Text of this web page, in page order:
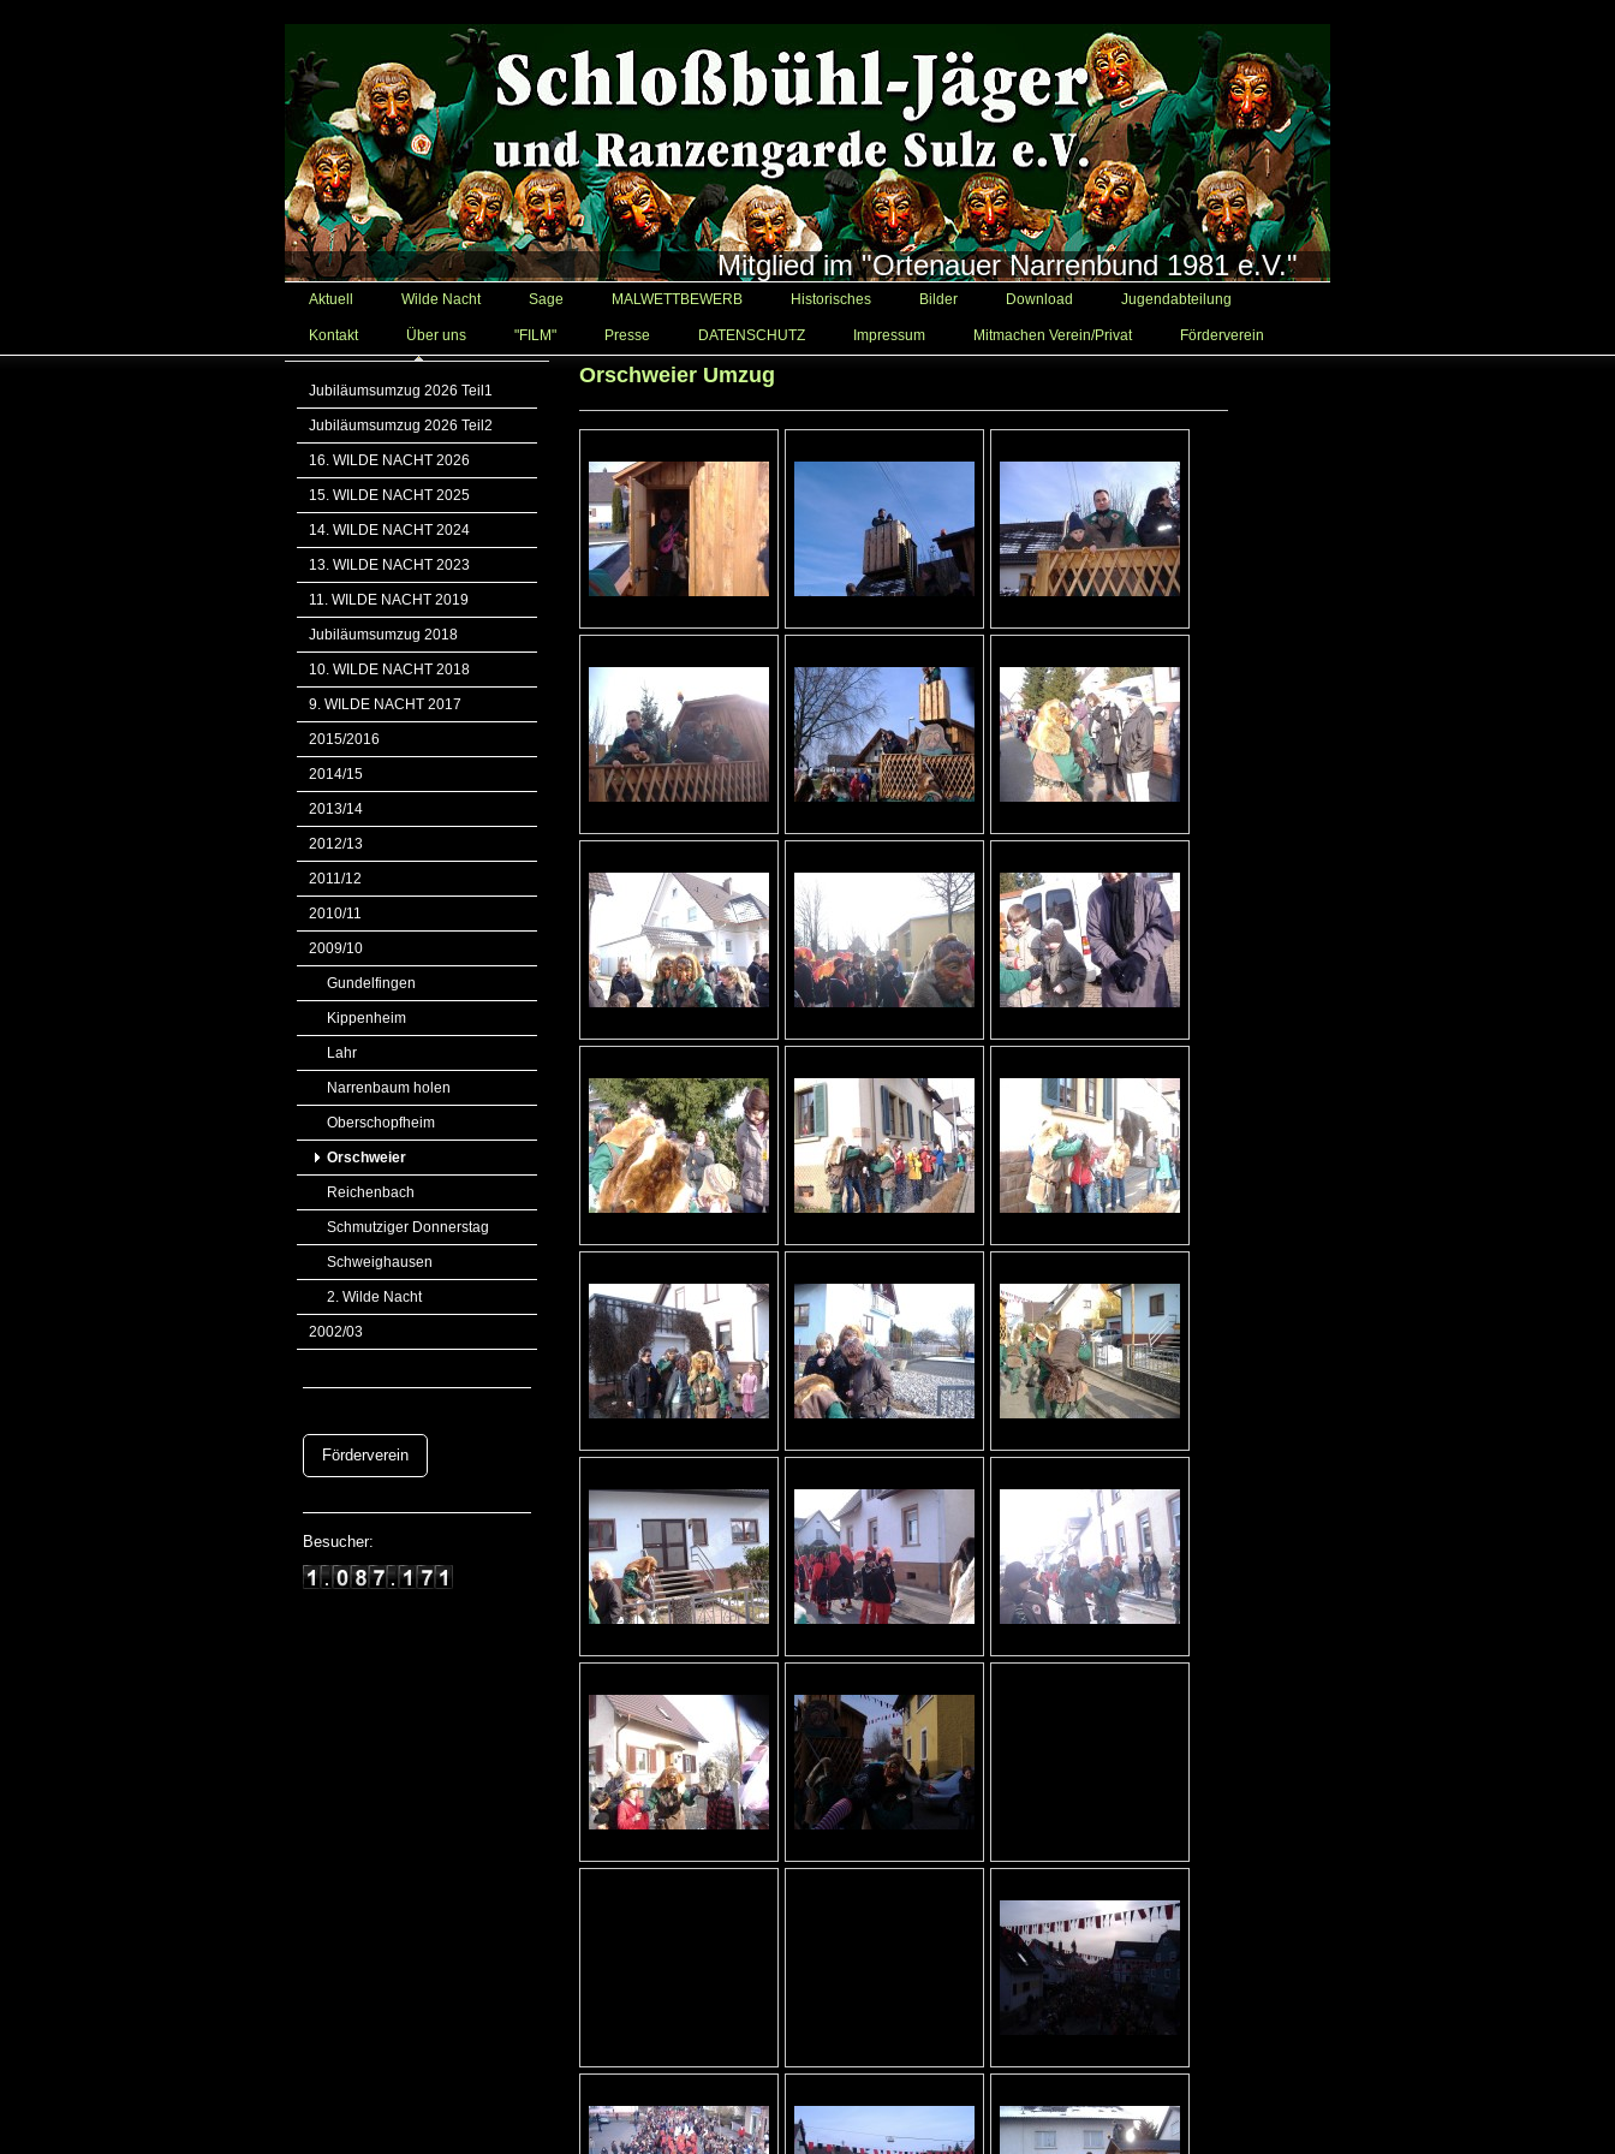
Mitglied im "Ortenauer Narrenbund 1981 e.V."
Aktuell Wilde Nacht Sage MALWETTBEWERB Historisches Bilder Download Jugendabteilung
Kontakt Über uns "FILM" Presse DATENSCHUTZ Impressum Mitmachen Verein/Privat Förderverein
Jubiläumsumzug 2026 Teil1
Jubiläumsumzug 2026 Teil2
16. WILDE NACHT 2026
15. WILDE NACHT 2025
14. WILDE NACHT 2024
13. WILDE NACHT 2023
11. WILDE NACHT 2019
Jubiläumsumzug 2018
10. WILDE NACHT 2018
9. WILDE NACHT 2017
2015/2016
2014/15
2013/14
2012/13
2011/12
2010/11
2009/10
Gundelfingen
Kippenheim
Lahr
Narrenbaum holen
Oberschopfheim
Orschweier
Reichenbach
Schmutziger Donnerstag
Schweighausen
2. Wilde Nacht
2002/03
Förderverein
Besucher:
Orschweier Umzug